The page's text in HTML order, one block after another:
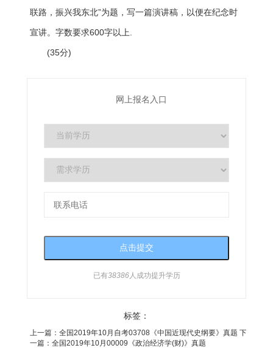
联路，振兴我东北”为题，写一篇演讲稿，以便在纪念时
宣讲。字数要求600字以上.
(35分)
网上报名入口
已有38386人成功提升学历
标签：
上一篇： 全国2019年10月自考03708《中国近现代史纲要》真题 下
一篇： 全国2019年10月00009《政治经济学(财)》真题